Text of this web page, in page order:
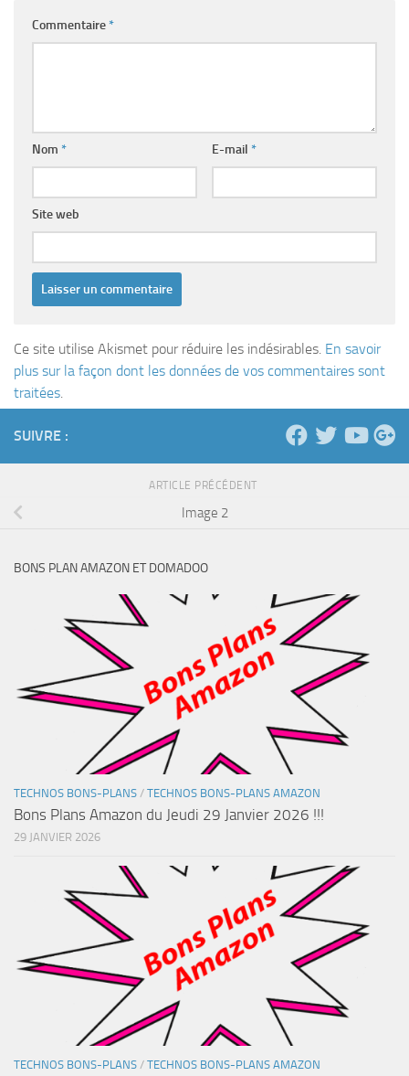
Commentaire*
Nom * E-mail *
Site web
Ce site utilise Akismet pour réduire les indésirables. En savoir
plus sur la façon dont les données de vos commentaires sont
traitées.
SUIVRE :
ARTICLE PRÉCÉDENT
Image 2
BONS PLAN AMAZON ET DOMADOO
TECHNOS BONS-PLANS / TECHNOS BONS-PLANS AMAZON
Bons Plans Amazon du Jeudi 29 Janvier 2026 !!!
29 JANVIER 2026
TECHNOS BONS-PLANS / TECHNOS BONS-PLANS AMAZON